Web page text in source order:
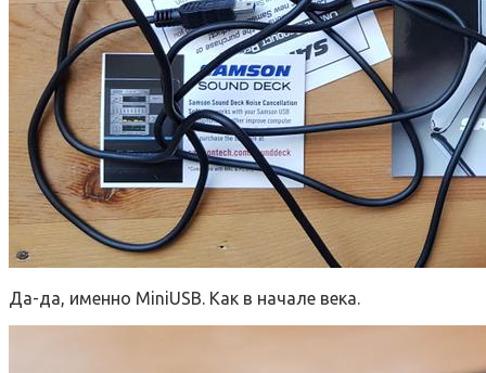
Да-да, именно MiniUSB. Как в начале века.